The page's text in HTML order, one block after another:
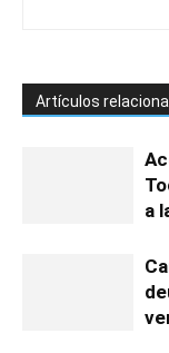
Artículos
a